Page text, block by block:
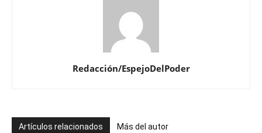
Redacción/EspejoDelPoder
Artículos relacionados Más del autor